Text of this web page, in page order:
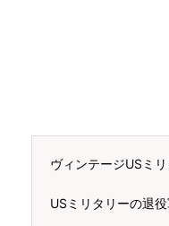
ヴィンテージUSミ
USミリタリーの退